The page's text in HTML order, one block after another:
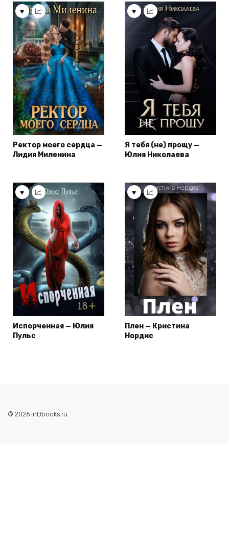
Ректор моего сердца —
Лидия Миленина
Я тебя (не) прощу —
Юлия Николаева
Испорченная — Юлия
Пульс
Плен — Кристина
Нордис
© 2026 inDbooks.ru